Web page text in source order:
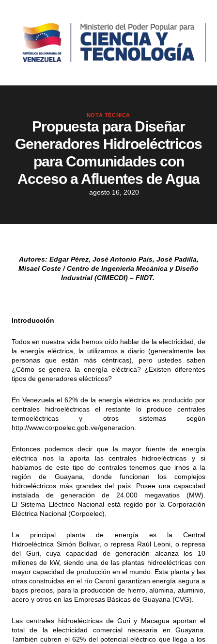
NOTA TÉCNICA
Propuesta para Diseñar
Generadores Hidroeléctricos
para Comunidades con
Acceso a Afluentes de Agua
agosto 16, 2020
Autores: Edgar Pérez, José Antonio Pais, José Padilla,
Misael Coste / Centro de Ingeniería Mecánica y Diseño
Industrial (CIMECDI) – FIIDT.
Introducción
Todos en nuestra vida hemos oído hablar de la electricidad, de
la energía eléctrica, la utilizamos a diario (generalmente las
personas que están más céntricas), pero ustedes saben
¿Cómo se genera la energía eléctrica? ¿Existen diferentes
tipos de generadores eléctricos?
En Venezuela el 62% de la energía eléctrica es producido por
centrales hidroeléctricas el restante lo produce centrales
termoeléctricas y otros sistemas según
http://www.corpoelec.gob.ve/generacion.
Entonces podemos decir que la mayor fuente de energía
eléctrica nos la aporta las centrales hidroeléctricas y si
hablamos de este tipo de centrales tenemos que irnos a la
región de Guayana, donde funcionan los complejos
hidroeléctricos más grandes del país. Posee una capacidad
instalada de generación de 24.000 megavatios (MW).
El Sistema Eléctrico Nacional está regido por la Corporación
Eléctrica Nacional (Corpoelec).
La principal planta de energía es la Central
Hidroeléctrica Simón Bolívar, o represa Raúl Leoni, o represa
del Guri, cuya capacidad de generación alcanza los 10
millones de kW, siendo una de las plantas hidroeléctricas con
mayor capacidad de producción en el mundo. Esta planta y las
otras construidas en el río Caroní garantizan energía segura a
bajos precios, para la producción de hierro, alúmina, aluminio,
acero y otros en las Empresas Básicas de Guayana (CVG).
Las centrales hidroeléctricas de Guri y Macagua aportan el
total de la electricidad comercial necesaria en Guayana.
También cubren el 62% del potencial eléctrico que llega a los